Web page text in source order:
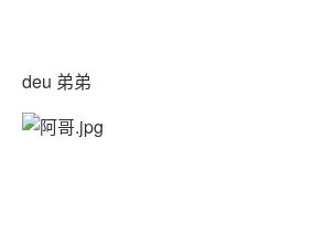
deu 弟弟